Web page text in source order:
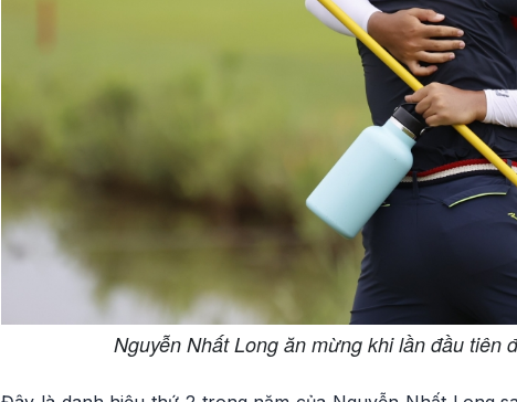
Nguyễn Nhất Long ăn mừng khi lần đầu tiên